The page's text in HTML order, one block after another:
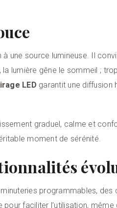
une source lumineuse. Il
lumière gêne le sommeil ;
LED garantit une diffusion
graduel, calme et
moment de sérénité.
programmables, des
faciliter l’utilisation, même